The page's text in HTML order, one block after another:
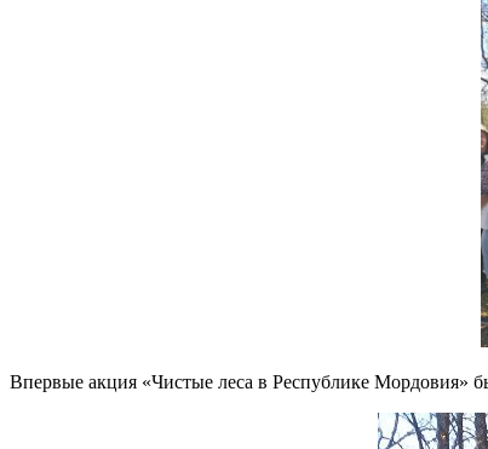
Впервые акция «Чистые леса в Республике Мордовия»